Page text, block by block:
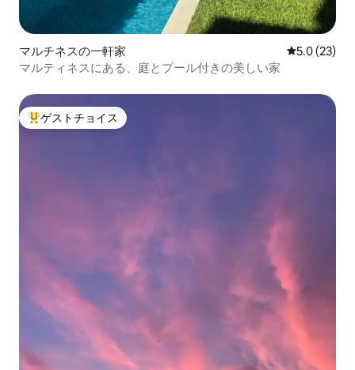
マルチネスの一軒家 レビュー23
5.0 (23)
マルティネスにある、庭とプール付きの美しい家
大好評のゲストチョイスです。
ゲストチョイス